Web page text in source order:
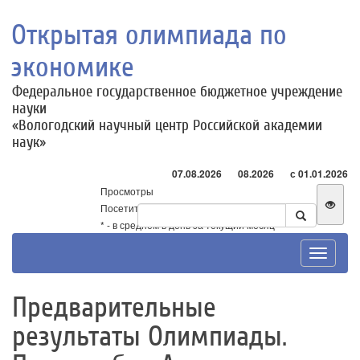
Открытая олимпиада по
экономике
Федеральное государственное бюджетное учреждение
науки
«Вологодский научный центр Российской академии
наук»
07.08.2026 08.2026 с 01.01.2026
Просмотры
Посетители
* - в среднем в день за текущий месяц
Toggle
Предварительные
результаты Олимпиады.